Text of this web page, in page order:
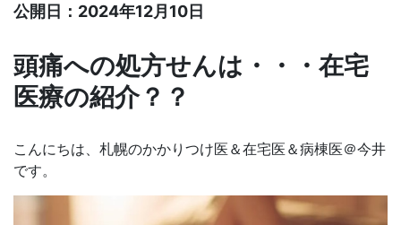
公開日：2024年12月10日
頭痛への処方せんは・・・在宅
医療の紹介？？
こんにちは、札幌のかかりつけ医＆在宅医＆病棟医＠今井
です。